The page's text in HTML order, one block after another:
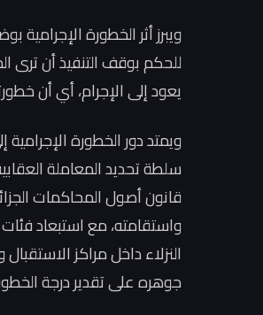
للحكم بوقف التنفيذ أن
يعود إلى الإجرام، أي أن
ويمتد دور الخطورة
سلطة تحديد المعاملة
واستقامته، مع استبعاد
النزلاء داخل مراكز
جوهره على تقدير درجة